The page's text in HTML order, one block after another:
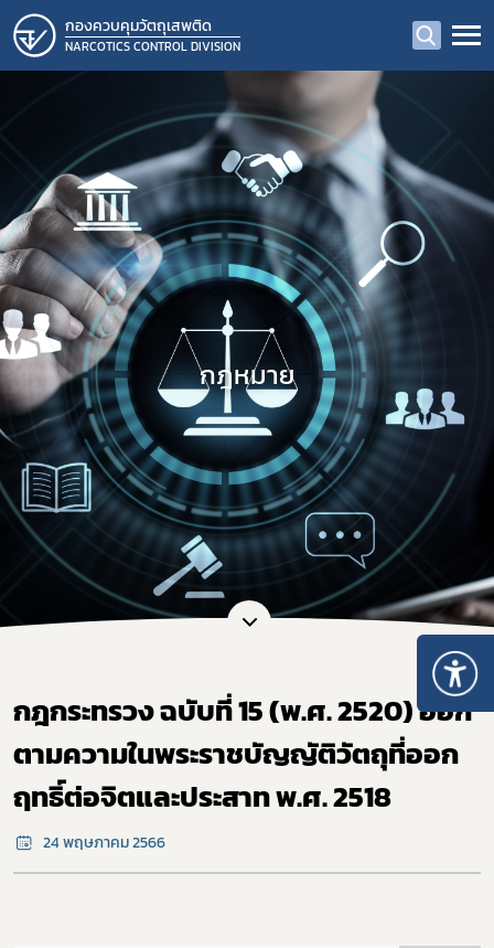
กองควบคุมวัตถุเสพติด
NARCOTICS CONTROL DIVISION
กฎหมาย
กฎกระทรวง ฉบับที่ 15 (พ.ศ. 2520) ออก
ตามความในพระราชบัญญัติวัตถุที่ออก
ฤทธิ์ต่อจิตและประสาท พ.ศ. 2518
24 พฤษภาคม 2566